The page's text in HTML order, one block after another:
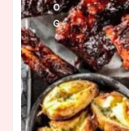
O
G